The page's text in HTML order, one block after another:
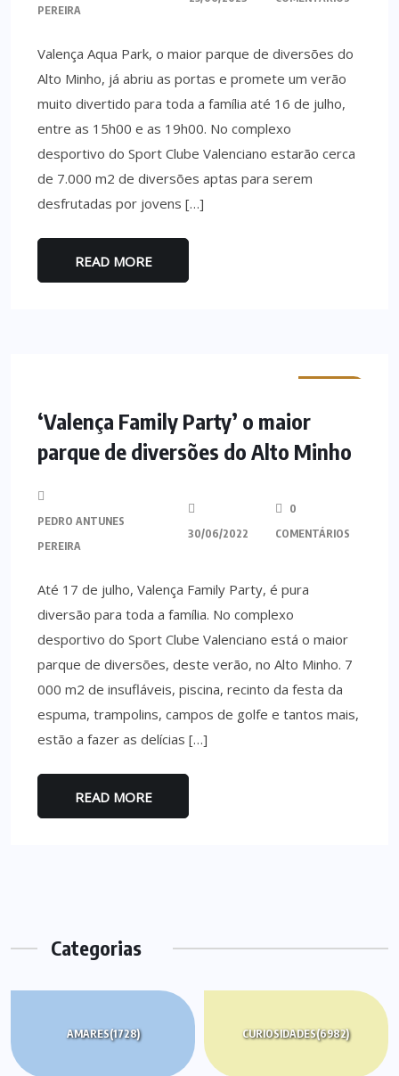
PEREIRA
Valença Aqua Park, o maior parque de diversões do
Alto Minho, já abriu as portas e promete um verão
muito divertido para toda a família até 16 de julho,
entre as 15h00 e as 19h00. No complexo
desportivo do Sport Clube Valenciano estarão cerca
de 7.000 m2 de diversões aptas para serem
desfrutadas por jovens […]
READ MORE
‘Valença Family Party’ o maior
parque de diversões do Alto Minho
PEDRO ANTUNES
PEREIRA
30/06/2022
0
COMENTÁRIOS
Até 17 de julho, Valença Family Party, é pura
diversão para toda a família. No complexo
desportivo do Sport Clube Valenciano está o maior
parque de diversões, deste verão, no Alto Minho. 7
000 m2 de insufláveis, piscina, recinto da festa da
espuma, trampolins, campos de golfe e tantos mais,
estão a fazer as delícias […]
READ MORE
Categorias
AMARES(1728) CURIOSIDADES(6982)